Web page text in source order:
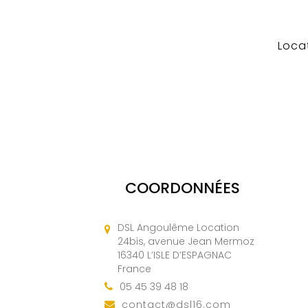
COORDONNÉES
DSL Angoulême Location
24bis, avenue Jean Mermoz
16340 L’ISLE D’ESPAGNAC
France
05 45 39 48 18
contact@dsl16.com